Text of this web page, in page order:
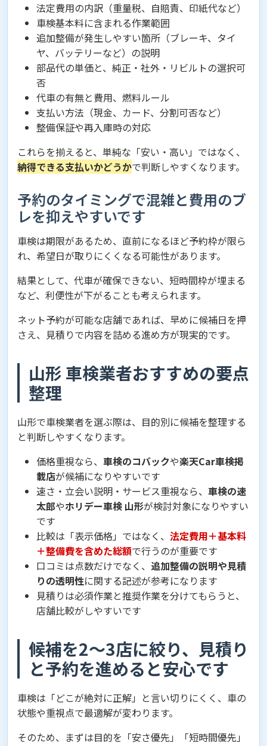
法定費用の内訳（重量税、自賠責、印紙代など）
車検基本料に含まれる作業範囲
追加整備が発生しやすい箇所（ブレーキ、タイ
ヤ、バッテリーなど）の説明
部品代の単価と、純正・社外・リビルトの選択可
否
代車の有無と費用、燃料ルール
支払い方法（現金、カード、分割可否など）
整備保証や再入庫時の対応
これらを揃えると、単純な「安い・高い」ではなく、
納得できる支払いかどうかで判断しやすくなります。
予約のタイミングで混雑と費用のブ
レを抑えやすいです
車検は期限があるため、直前になるほど予約枠が限ら
れ、希望日が取りにくくなる可能性があります。
結果として、代車が確保できない、短時間枠が埋まる
など、利便性が下がることも考えられます。
ネット予約が可能な店舗であれば、早めに候補日を押
さえ、見積りで内容を詰める進め方が現実的です。
山形 車検業者おすすめの要点
整理
山形で車検業者を選ぶ際は、目的別に候補を整理する
と判断しやすくなります。
価格重視なら、 車検のコバックや楽天Car車検掲
載店が候補になりやすいです
速さ・立会い説明・サービス重視なら、 車検の速
太郎やホリデー車検 山形が検討対象になりやすい
です
比較は「表示価格」ではなく、 法定費用＋基本料
＋整備費を含めた総額で行うのが重要です
口コミは点数だけでなく、 追加整備の説明や見積
りの透明性に関する記述が参考になります
見積りは必須作業と推奨作業を分けてもらうと、
店舗比較がしやすいです
候補を2〜3店に絞り、見積り
と予約を進めると安心です
車検は「どこが絶対に正解」と言い切りにくく、車の
状態や重視点で最適解が変わります。
そのため、まずは目的を「安さ優先」「短時間優先」